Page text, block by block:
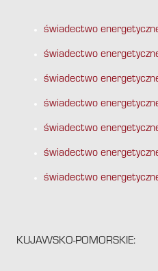
świadectwo
świadectwo
świadectwo
świadectwo
świadectwo
świadectwo
świadectwo
KUJAWSKO-POMORSKIE: